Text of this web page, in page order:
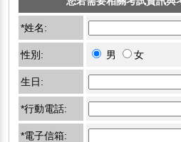
*姓名:
性別: 男 女
生日:
*行動電話:
*電子信箱: